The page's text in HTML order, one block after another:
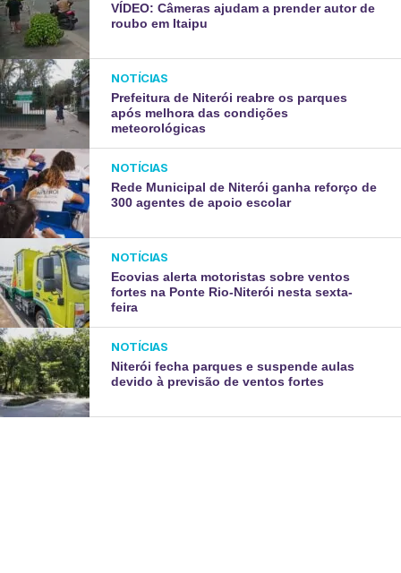
VÍDEO: Câmeras ajudam a prender autor de
roubo em Itaipu
NOTÍCIAS
Prefeitura de Niterói reabre os parques
após melhora das condições
meteorológicas
NOTÍCIAS
Rede Municipal de Niterói ganha reforço de
300 agentes de apoio escolar
NOTÍCIAS
Ecovias alerta motoristas sobre ventos
fortes na Ponte Rio-Niterói nesta sexta-
feira
NOTÍCIAS
Niterói fecha parques e suspende aulas
devido à previsão de ventos fortes